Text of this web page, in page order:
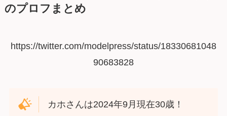
のプロフまとめ
https://twitter.com/modelpress/status/18330681048
90683828
カホさんは2024年9月現在30歳！